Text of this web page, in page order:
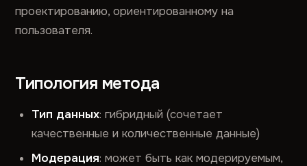
проектированию, ориентированному на
пользователя.
Типология метода
Тип данных: гибридный (сочетает
качественные и количественные данные)
Модерация: может быть как модерируемым,